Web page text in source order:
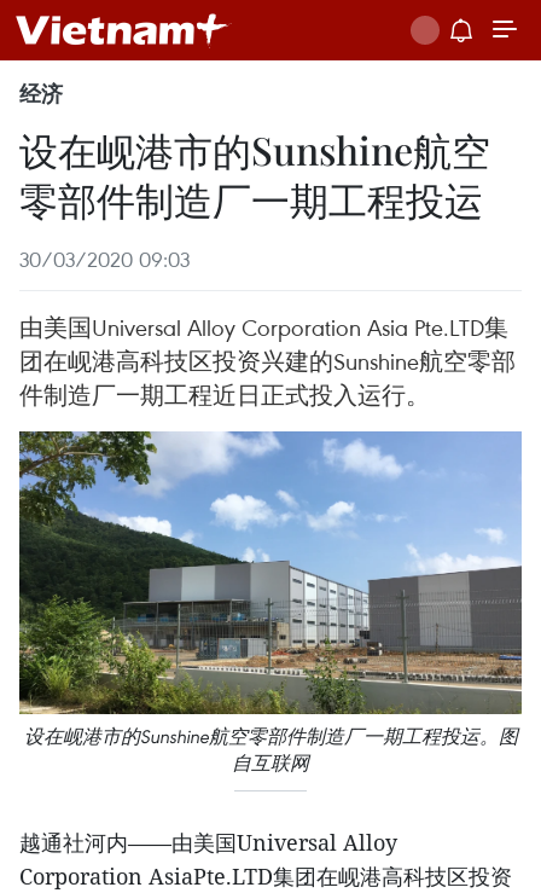
经济
设在岘港市的Sunshine航空
零部件制造厂一期工程投运
30/03/2020 09:03
由美国Universal Alloy Corporation Asia Pte.LTD集
团在岘港高科技区投资兴建的Sunshine航空零部
件制造厂一期工程近日正式投入运行。
设在岘港市的Sunshine航空零部件制造厂一期工程投运。图
自互联网
越通社河内——由美国Universal Alloy
Corporation AsiaPte.LTD集团在岘港高科技区投资